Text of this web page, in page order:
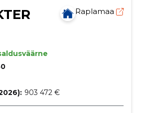
Raplamaa
903 472 €